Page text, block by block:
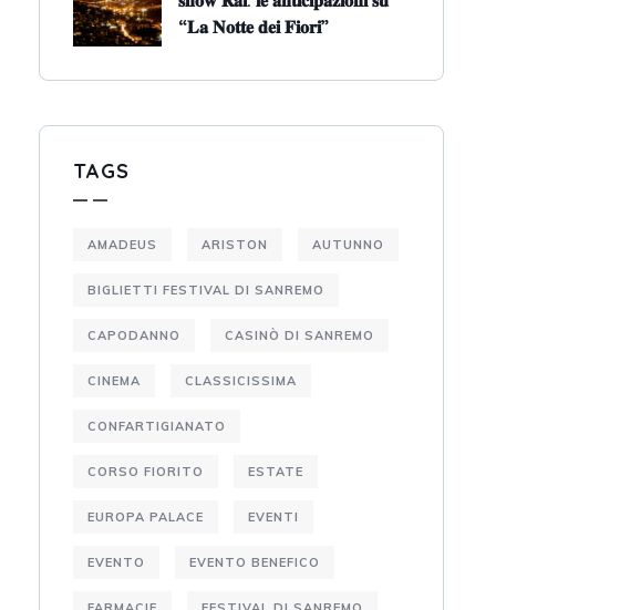
“𝐋𝐚 𝐍𝐨𝐭𝐭𝐞 𝐝𝐞𝐢 𝐅𝐢𝐨𝐫𝐢”
TAGS
AMADEUS ARISTON AUTUNNO
BIGLIETTI FESTIVAL DI SANREMO
CAPODANNO CASINÒ DI SANREMO
CINEMA CLASSICISSIMA
CONFARTIGIANATO
CORSO FIORITO ESTATE
EUROPA PALACE EVENTI
EVENTO EVENTO BENEFICO